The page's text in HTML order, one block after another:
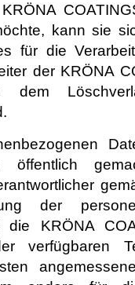
kann sie
für die
der KRÖNA
dem
öffentlich
der
die KRÖNA
verfügbaren